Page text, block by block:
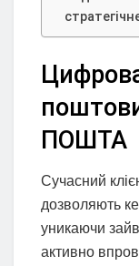
ПОШТА
Сучасний
дозволяють
уникаючи
активно